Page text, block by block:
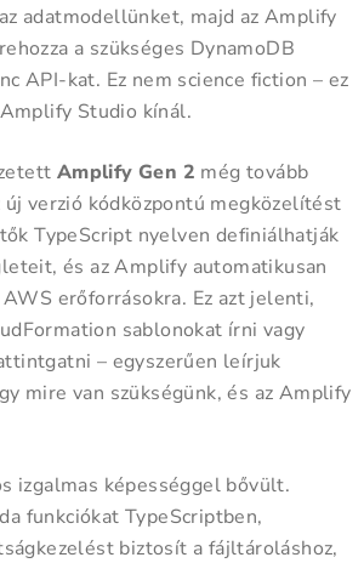
adatmodellünket, majd az Amplify
a szükséges DynamoDB
API-kat. Ez nem science fiction – ez
Studio kínál.
Amplify Gen 2 még tovább
verzió kódközpontú megközelítést
TypeScript nyelven definiálhatják
és az Amplify automatikusan
erőforrásokra. Ez azt jelenti,
sablonokat írni vagy
– egyszerűen leírjuk
mire van szükségünk, és az Amplify
izgalmas képességgel bővült.
funkciókat TypeScriptben,
biztosít a fájltároláshoz,